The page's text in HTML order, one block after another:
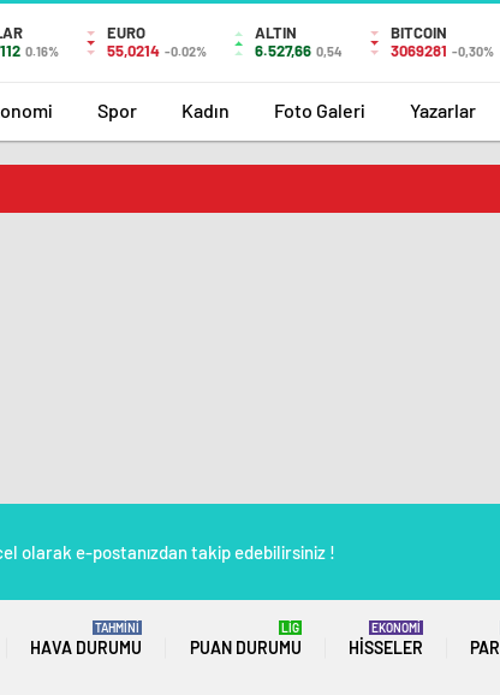
0.16%
EURO
55,0214 -0.02%
ALTIN
6.527,66 0,54
BITCOIN
3069281 -0,30%
Spor Kadın Foto Galeri Yazarlar
olarak e-postanızdan takip edebilirsiniz !
HAVA DURUMU
TAHMİNİ
PUAN DURUMU
LİG
HISSELER
EKONOMİ